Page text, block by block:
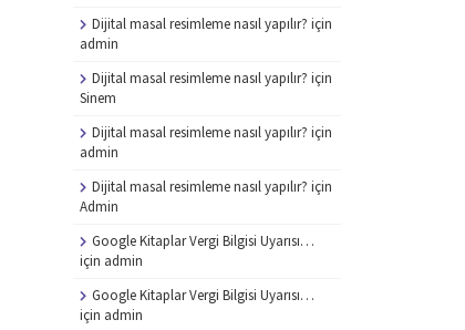
Dijital masal resimleme nasıl yapılır? için
admin
Dijital masal resimleme nasıl yapılır? için
Sinem
Dijital masal resimleme nasıl yapılır? için
admin
Dijital masal resimleme nasıl yapılır? için
Admin
Google Kitaplar Vergi Bilgisi Uyarısı…
için admin
Google Kitaplar Vergi Bilgisi Uyarısı…
için admin